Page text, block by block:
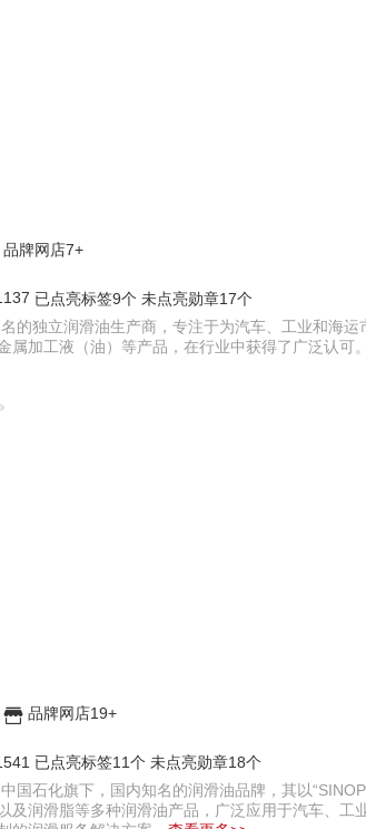
品牌网店7+
已点亮标签9个 未点亮勋章17个
的独立润滑油生产商，专注于为汽车、工业和海
属加工液（油）等产品，在行业中获得了广泛认
品牌网店19+
已点亮标签11个 未点亮勋章18个
国石化旗下，国内知名的润滑油品牌，其以
及润滑脂等多种润滑油产品，广泛应用于汽车、